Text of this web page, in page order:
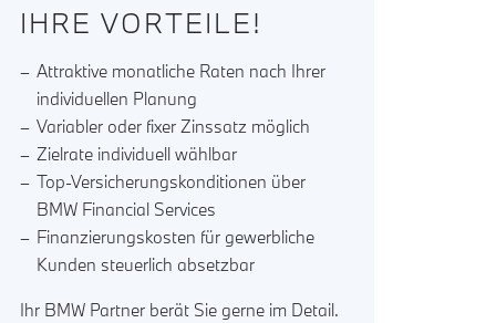
IHRE VORTEILE!
Attraktive monatliche Raten nach Ihrer
individuellen Planung
Variabler oder fixer Zinssatz möglich
Zielrate individuell wählbar
Top-Versicherungskonditionen über
BMW Financial Services
Finanzierungskosten für gewerbliche
Kunden steuerlich absetzbar
Ihr BMW Partner berät Sie gerne im Detail.